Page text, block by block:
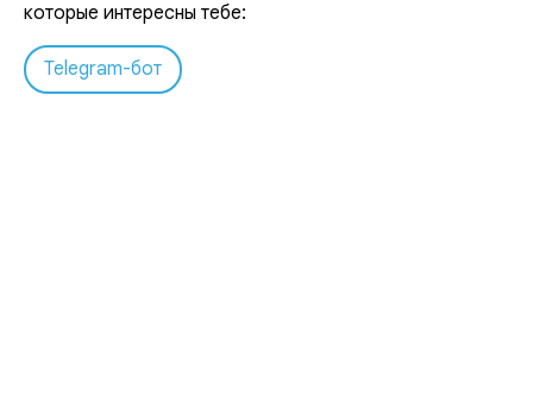
которые интересны тебе:
Telegram-бот